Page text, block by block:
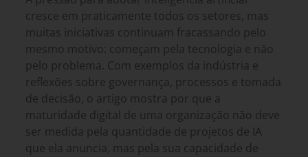
cresce em praticamente todos os setores, mas
muitas iniciativas continuam fracassando pelo
mesmo motivo: começam pela tecnologia e não
pelo problema. Com exemplos da indústria e
reflexões sobre governança, processos e tomada
de decisão, o artigo mostra por que a
maturidade digital de uma organização não deve
ser medida pela quantidade de projetos de IA
que ela anuncia, mas pela sua capacidade de